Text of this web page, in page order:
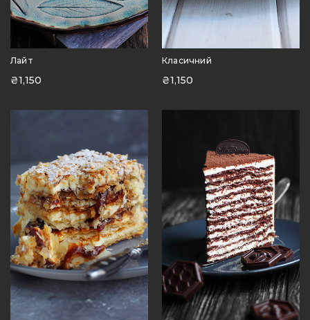
Лайт
₴1,150
Класичний
₴1,150